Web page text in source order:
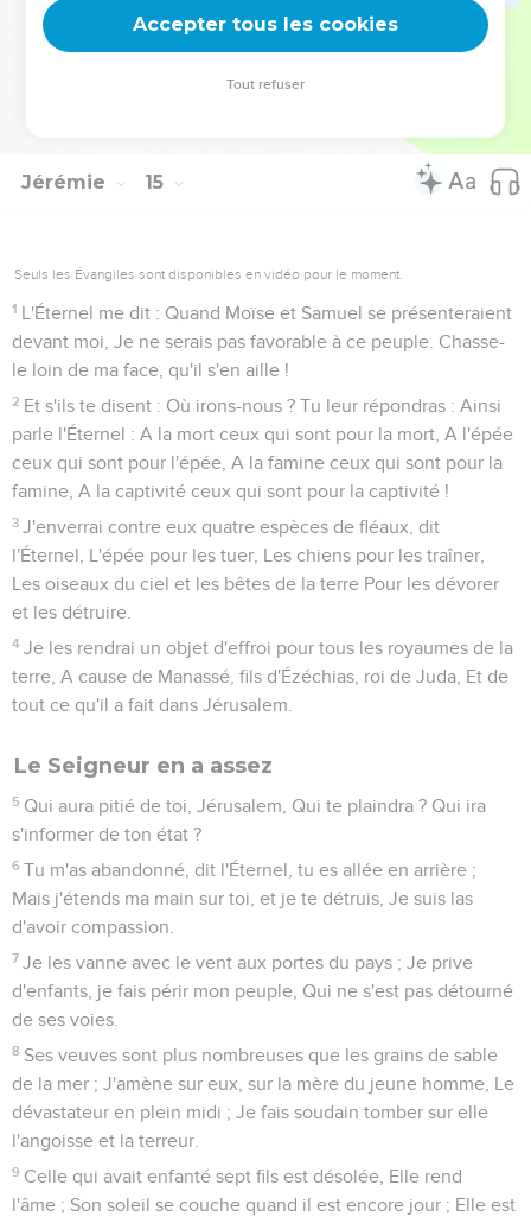
avec nous !
Parmi les idoles des nations, en est-il qui fassent
pleuvoir ? Ou est-ce le ciel qui donne la pluie ? N'est-ce pas
Jérémie 15
Seuls les Évangiles sont disponibles en vidéo pour le moment.
1 L'Éternel me dit : Quand Moïse et Samuel se présenteraient
devant moi, Je ne serais pas favorable à ce peuple. Chasse-
le loin de ma face, qu'il s'en aille !
2 Et s'ils te disent : Où irons-nous ? Tu leur répondras : Ainsi
parle l'Éternel : A la mort ceux qui sont pour la mort, A l'épée
ceux qui sont pour l'épée, A la famine ceux qui sont pour la
famine, A la captivité ceux qui sont pour la captivité !
3 J'enverrai contre eux quatre espèces de fléaux, dit
l'Éternel, L'épée pour les tuer, Les chiens pour les traîner,
Les oiseaux du ciel et les bêtes de la terre Pour les dévorer
et les détruire.
4 Je les rendrai un objet d'effroi pour tous les royaumes de la
terre, A cause de Manassé, fils d'Ézéchias, roi de Juda, Et de
tout ce qu'il a fait dans Jérusalem.
Le Seigneur en a assez
5 Qui aura pitié de toi, Jérusalem, Qui te plaindra ? Qui ira
s'informer de ton état ?
6 Tu m'as abandonné, dit l'Éternel, tu es allée en arrière ;
Mais j'étends ma main sur toi, et je te détruis, Je suis las
d'avoir compassion.
7 Je les vanne avec le vent aux portes du pays ; Je prive
d'enfants, je fais périr mon peuple, Qui ne s'est pas détourné
de ses voies.
8 Ses veuves sont plus nombreuses que les grains de sable
de la mer ; J'amène sur eux, sur la mère du jeune homme, Le
dévastateur en plein midi ; Je fais soudain tomber sur elle
l'angoisse et la terreur.
9 Celle qui avait enfanté sept fils est désolée, Elle rend
l'âme ; Son soleil se couche quand il est encore jour ; Elle est
Accepter tous les cookies
Tout refuser